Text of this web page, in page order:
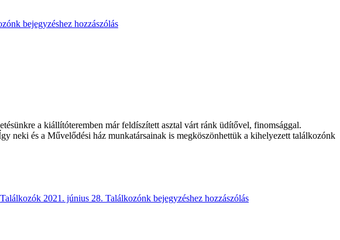
bejegyzéshez hozzászólás
a kiállítóteremben már feldíszített asztal várt ránk üdítővel, finomsággal.
neki és a Művelődési ház munkatársainak is megköszönhettük a kihelyezett találkozónk
Találkozók 2021. június 28. Találkozónk bejegyzéshez hozzászólás